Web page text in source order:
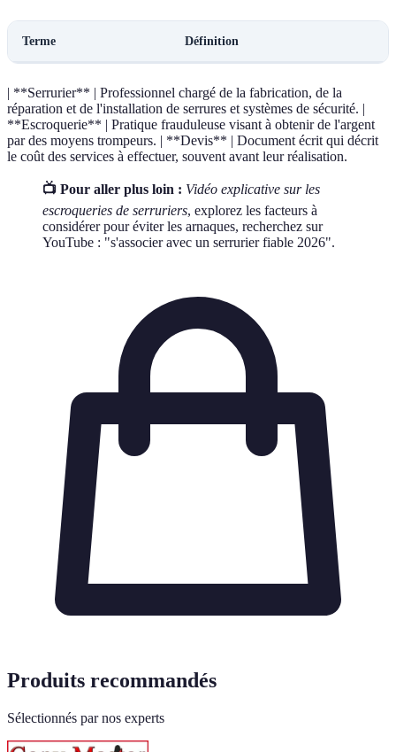
Terme Définition
| **Serrurier** | Professionnel chargé de la fabrication, de la
réparation et de l'installation de serrures et systèmes de sécurité. |
**Escroquerie** | Pratique frauduleuse visant à obtenir de l'argent
par des moyens trompeurs. | **Devis** | Document écrit qui décrit
le coût des services à effectuer, souvent avant leur réalisation.
📺 Pour aller plus loin : Vidéo explicative sur les
escroqueries de serruriers, explorez les facteurs à
considérer pour éviter les arnaques, recherchez sur
YouTube : "s'associer avec un serrurier fiable 2026".
Produits recommandés
Sélectionnés par nos experts